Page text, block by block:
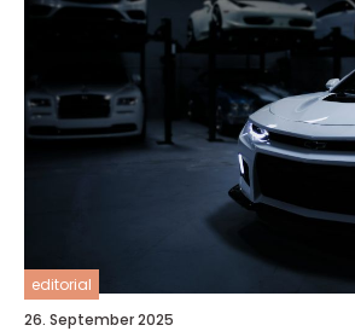
editorial
26. September 2025